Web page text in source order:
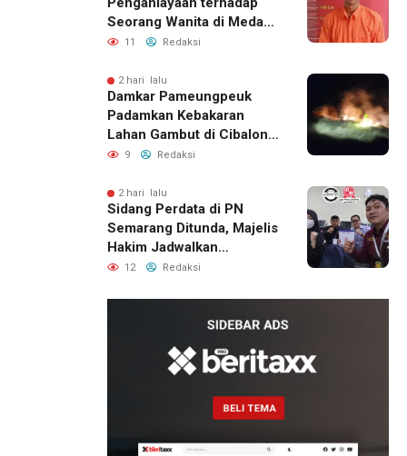
Seorang Wanita di Medan
Ditangkap Polisi
11 Redaksi
2 hari lalu
Damkar Pameungpeuk
Padamkan Kebakaran
Lahan Gambut di Cibalong,
Permukiman Warga
9 Redaksi
2 hari lalu
Sidang Perdata di PN
Semarang Ditunda, Majelis
Hakim Jadwalkan
Pemanggilan Ulang BPR
12 Redaksi
1 hari lalu